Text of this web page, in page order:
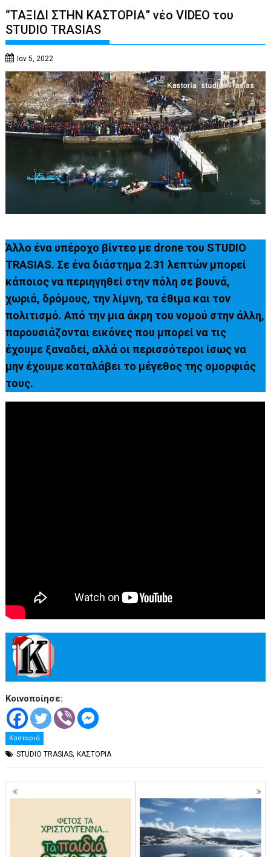
“ΤΑΞΙΔΙ ΣΤΗΝ ΚΑΣΤΟΡΙΑ” νέο VIDEO του
STUDIO TRASIAS
Ιαν 5, 2022
Άλλο ένα υπέροχο βίντεο με drone του STUDIO
TRASIAS. Σε ένα διάστημα 2.31 λεπτών μπορεί
κάποιος να περιηγηθεί στην πόλη σε βουνά,
χωριά, δρόμους, την λίμνη, τα έθιμα και τον
πολιτισμό. Από την μια άκρη του νομού στην άλλη,
παρουσιάζονται εικόνες που μπορεί να τις
έχουμε ξαναδεί, αλλά οι περισσότεροι ίσως να
μην έχουμε καταλάβει το μέγεθος της ομορφιάς
τους.
.
Κοινοποίησε:
Καστοριά
STUDIO TRASIAS,ΚΑΣΤΟΡΙΑ
Πλοήγηση
άρθρων